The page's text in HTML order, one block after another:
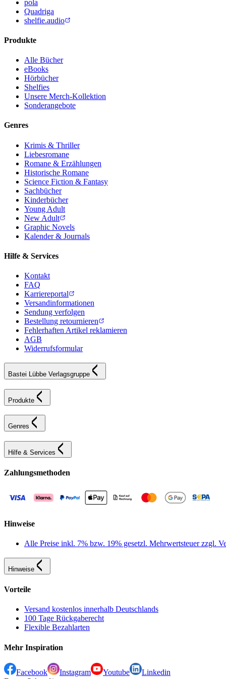
pola
Quadriga
shelfie.audio
Produkte
Alle Bücher
eBooks
Hörbücher
Shelfies
Unsere Merch-Kollektion
Sonderangebote
Genres
Krimis & Thriller
Liebesromane
Romane & Erzählungen
Historische Romane
Science Fiction & Fantasy
Sachbücher
Kinderbücher
Young Adult
New Adult
Graphic Novels
Kalender & Journals
Hilfe & Services
Kontakt
FAQ
Karriereportal
Versandinformationen
Sendung verfolgen
Bestellung retournieren
Fehlerhaften Artikel reklamieren
AGB
Widerrufsformular
Bastei Lübbe Verlagsgruppe
Produkte
Genres
Hilfe & Services
Zahlungsmethoden
Hinweise
Alle Preise inkl. 7% bzw. 19% gesetzl. Mehrwertsteuer zzgl.
Hinweise
Vorteile
Versand kostenlos innerhalb Deutschlands
100 Tage Rückgaberecht
Flexible Bezahlarten
Mehr Inspiration
Facebook Instagram Youtube
Linkedin